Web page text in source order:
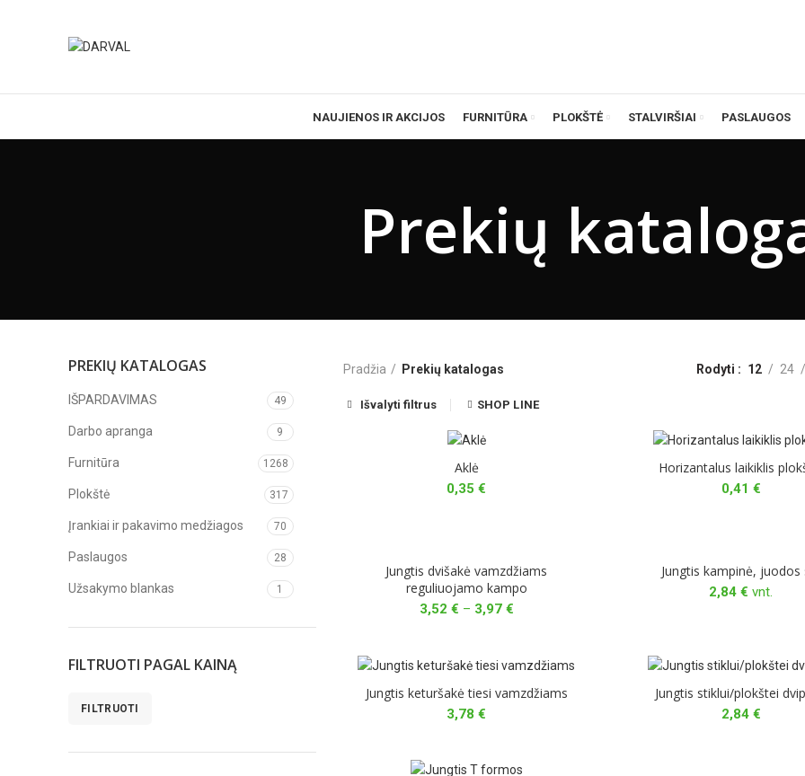
NAUJIENOS IR AKCIJOS FURNITŪRA PLOKŠTĖ STALVIRŠIAI PASLAUGOS
Prekių
PREKIŲ KATALOGAS
IŠPARDAVIMAS 49
Darbo apranga 9
Furnitūra 1268
Plokštė 317
Įrankiai ir pakavimo medžiagos 70
Paslaugos 28
Užsakymo blankas 1
FILTRUOTI PAGAL KAINĄ
FILTRUOTI
Pradžia Prekių katalogas Rodyti 12 24
Išvalyti filtrus SHOP LINE
Aklė
0,35€
Horizantalus laikiklis
0,41 €
Jungtis dvišakė vamzdžiams
reguliuojamo kampo
3,52 € – 3,97 €Price
through
Jungtis kampinė, juodos
2,84€ vnt.
Jungtis keturšakė tiesi vamzdžiams
3,78€
Jungtis stiklui/plokštei
2,84 €